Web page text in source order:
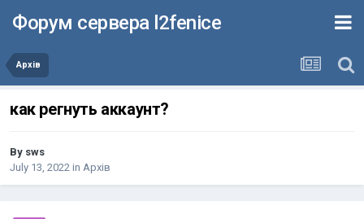
Форум сервера l2fenice
Архів
как регнуть аккаунт?
By sws
July 13, 2022 in Архів